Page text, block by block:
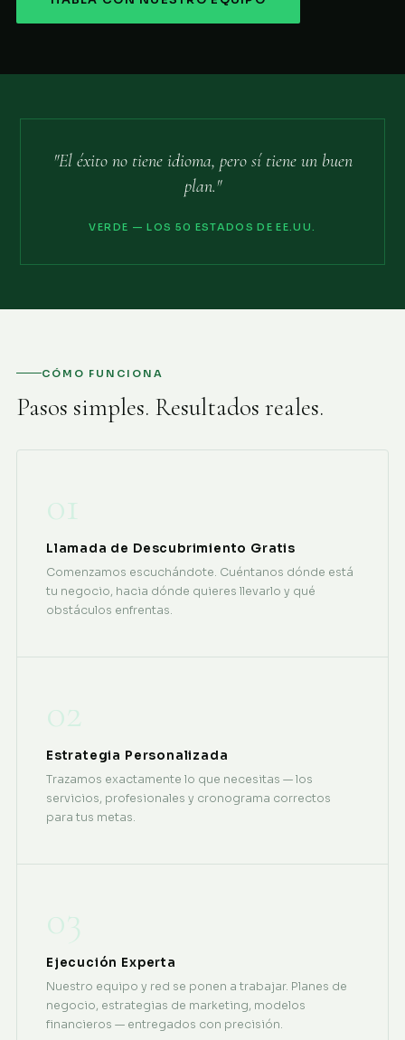
"El éxito no tiene idioma, pero sí tiene un buen
plan."
VERDE — LOS 50 ESTADOS DE EE.UU.
CÓMO FUNCIONA
Pasos simples. Resultados reales.
01
Llamada de Descubrimiento Gratis
Comenzamos escuchándote. Cuéntanos dónde está
tu negocio, hacia dónde quieres llevarlo y qué
obstáculos enfrentas.
02
Estrategia Personalizada
Trazamos exactamente lo que necesitas — los
servicios, profesionales y cronograma correctos
para tus metas.
03
Ejecución Experta
Nuestro equipo y red se ponen a trabajar. Planes de
negocio, estrategias de marketing, modelos
financieros — entregados con precisión.